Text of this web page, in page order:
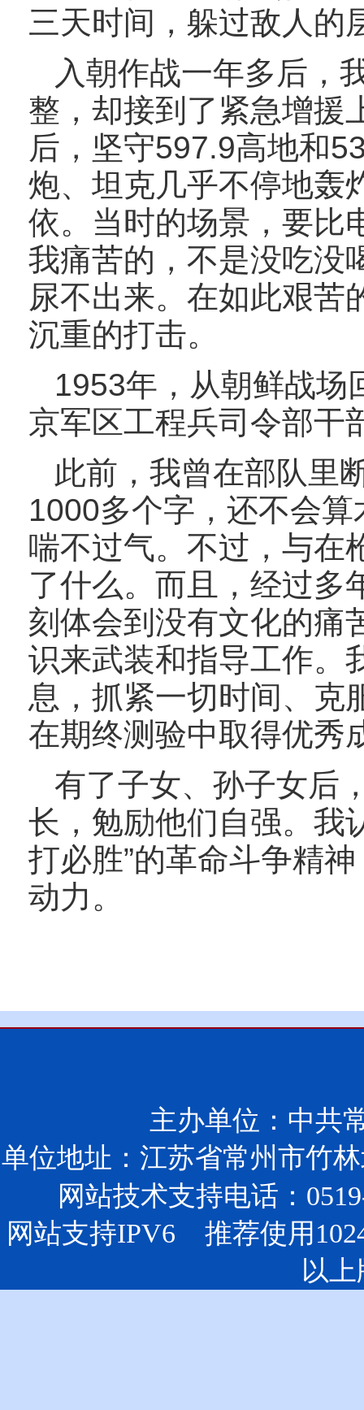
三天时间，躲过敌人的
入朝作战一年多后，
整，却接到了紧急增援
后，坚守597.9高地和
炮、坦克几乎不停地轰
依。当时的场景，要比
我痛苦的，不是没吃没
尿不出来。在如此艰苦
沉重的打击。
1953年，从朝鲜战场
京军区工程兵司令部干
此前，我曾在部队里
1000多个字，还不会
喘不过气。不过，与在
了什么。而且，经过多
刻体会到没有文化的痛
识来武装和指导工作。
息，抓紧一切时间、克
在期终测验中取得优秀
有了子女、孙子女后
长，勉励他们自强。我
打必胜”的革命斗争精
动力。
主办单位：中共
单位地址：江苏省常州市竹
网站技术支持电话：
网站支持IPV6 推荐使用
以